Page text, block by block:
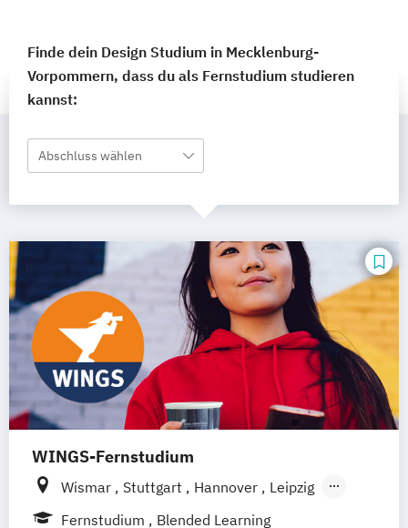
Finde dein Design Studium in Mecklenburg-
Vorpommern, dass du als Fernstudium studieren
kannst:
Abschluss wählen
WINGS-Fernstudium
Wismar Stuttgart Hannover
Leipzig
Frankfurt am Main
Berlin
Hamburg
Fernstudium
Blended Learning